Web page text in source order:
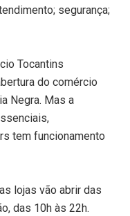
segurança;
Tocantins
do comércio
Negra. Mas a
tem funcionamento
lojas vão abrir das
das 10h às 22h.